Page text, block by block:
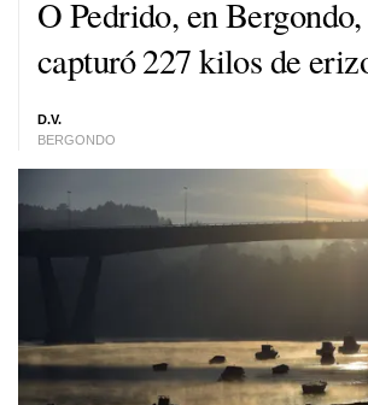
O Pedrido, en
capturó 227 kilos de
D.V.
BERGONDO